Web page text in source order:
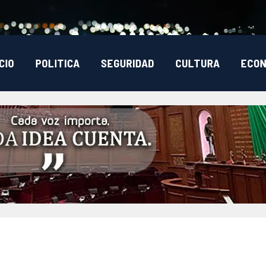
POLITICA SEGURIDAD CULTURA